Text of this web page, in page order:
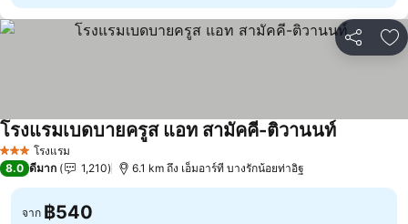
แชร์ เ
3 ดาว โรงแรม
โรงแรมเบดบายครูส แอท สามัคคี-ติวานนท์ดูราคา
8.0 ดีมาก 1,210 6.1 km ถึง เอ็มอาร์ที บางรักน้อยท่าอิฐ
จาก ฿540